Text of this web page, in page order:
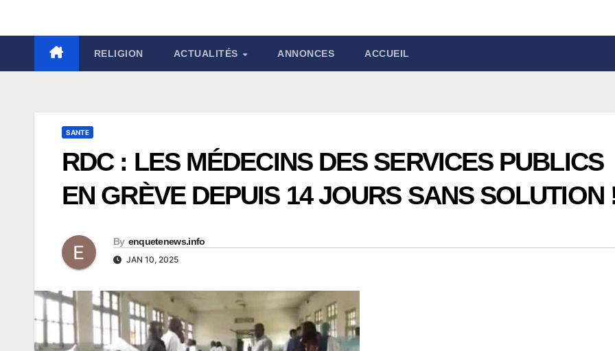
RELIGION ACTUALITÉS ANNONCES ACCUEIL
SANTE
RDC : LES MÉDECINS DES SERVICES PUBLICS
EN GRÈVE DEPUIS 14 JOURS SANS
By enquetenews.info
JAN 10, 2025